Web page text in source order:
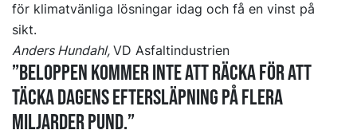
för klimatvänliga lösningar idag och få en vinst på
sikt.
Anders Hundahl, VD Asfaltindustrien
”Beloppen kommer inte att räcka för att
täcka dagens eftersläpning på flera
miljarder pund.”